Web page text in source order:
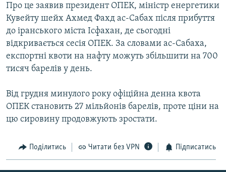
ПОДКАСТИ
КРИМ РЕАЛІЇ
РУС
УКР
Про це заявив президент ОПЕК, міністр енергетики
Кувейту шейх Ахмед Фахд ас-Сабах після прибуття
до іранського міста Ісфахан, де сьогодні
відкривається сесія ОПЕК. За словами ас-Сабаха,
експортні квоти на нафту можуть збільшити на 700
тисяч барелів у день.
Від грудня минулого року офіційна денна квота
ОПЕК становить 27 мільйонів барелів, проте ціни на
цю сировину продовжують зростати.
Поділитись Читати без VPN Підписатись